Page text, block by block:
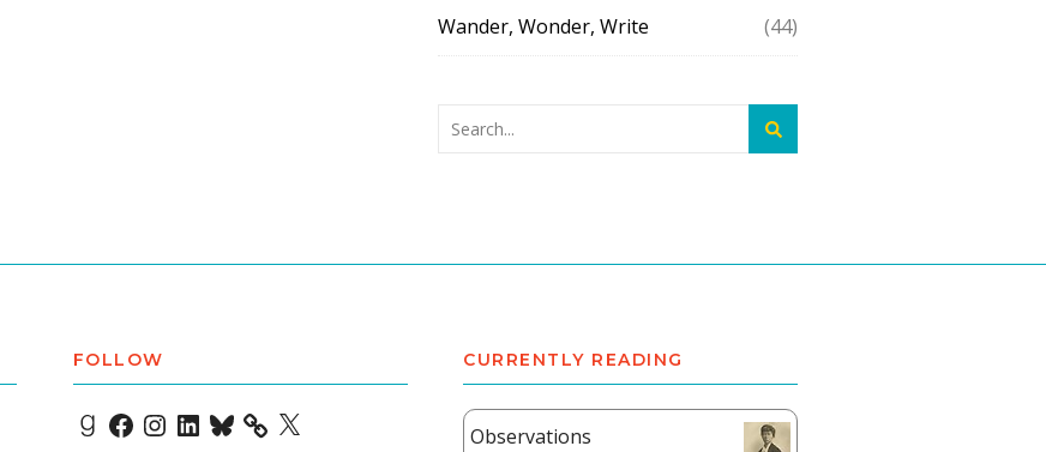
Wander, Wonder, Write (44)
FOLLOW
Goodreads
Facebook
Instagram
LinkedIn
Bluesky X
CURRENTLY READING
Observations